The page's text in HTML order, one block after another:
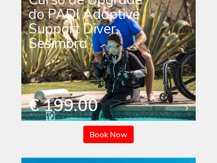
do PADI Adaptive
Support Diver,
Sesimbra
€ 199.00
Book Now